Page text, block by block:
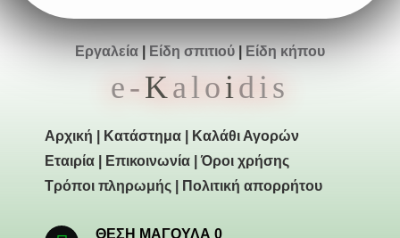
Εργαλεία Είδη σπιτιού Είδη κήπου
e-Kaloidis
Αρχική Κατάστημα
Καλάθι Αγορών
Εταιρία
Επικοινωνία |Όροι χρήσης
Τρόποι πληρωμής
Πολιτική απορρήτου
ΘΕΣΗ ΜΑΓΟΥΛΑ 0